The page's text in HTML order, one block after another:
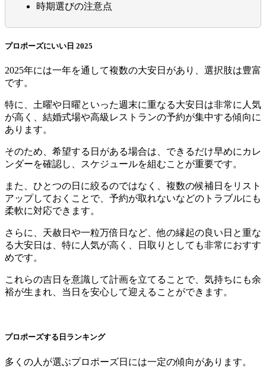
時期選びの注意点
プロポーズにいい日 2025
2025年には一年を通して複数の大安日があり、選択肢は豊富
です。
特に、土曜や日曜といった週末に重なる大安日は非常に人気
が高く、結婚式場や高級レストランの予約が集中する傾向に
あります。
そのため、希望する日がある場合は、できるだけ早めにカレ
ンダーを確認し、スケジュールを組むことが重要です。
また、ひとつの日に絞るのではなく、複数の候補日をリスト
アップしておくことで、予約が取れないなどのトラブルにも
柔軟に対応できます。
さらに、天赦日や一粒万倍日など、他の縁起の良い日と重な
る大安日は、特に人気が高く、日取りとしても非常におすす
めです。
これらの吉日を意識して計画を立てることで、気持ちにも余
裕が生まれ、当日を安心して迎えることができます。
プロポーズする日ランキング
多くの人が選ぶプロポーズ日には一定の傾向があります。